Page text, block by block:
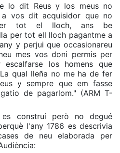
lo dit Reus y los meus no
a vos dit acquisidor que no
tot el lloch, ans be
per tot ell lloch pagantme a
y perjui que occasionareu
mes vos doni permis per
escalfarse los homens que
qual lleña no me ha de fer
y sempre que em fasse
de pagarlom." (ARM T-
construí però no degué
l'any 1786 es descrivia
de neu elaborada per